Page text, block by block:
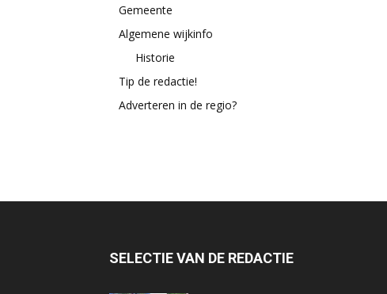
Gemeente
Algemene wijkinfo
Historie
Tip de redactie!
Adverteren in de regio?
SELECTIE VAN DE REDACTIE